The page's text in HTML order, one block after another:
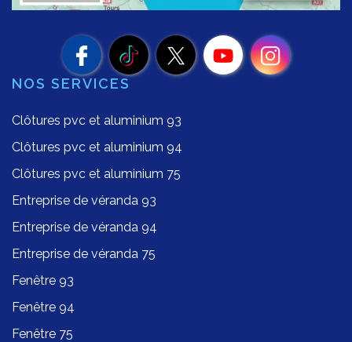
NOS SERVICES
Clôtures pvc et aluminium 93
Clôtures pvc et aluminium 94
Clôtures pvc et aluminium 75
Entreprise de véranda 93
Entreprise de véranda 94
Entreprise de véranda 75
Fenêtre 93
Fenêtre 94
Fenêtre 75